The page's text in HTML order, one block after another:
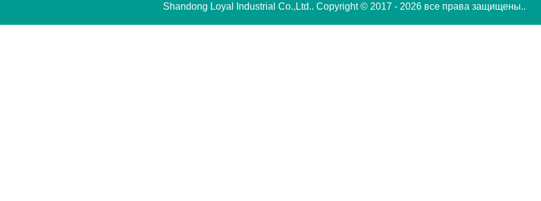
Shandong Loyal Industrial Co.,Ltd.. Copyright © 2017 - 2026 все права защищены..